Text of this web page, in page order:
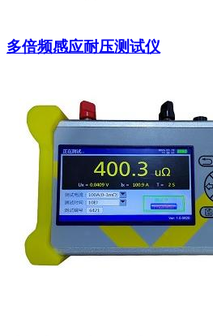
多倍频感应耐压测试仪